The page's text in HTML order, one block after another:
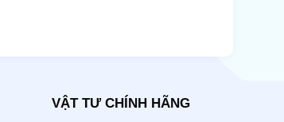
VẬT TƯ CHÍNH HÃNG